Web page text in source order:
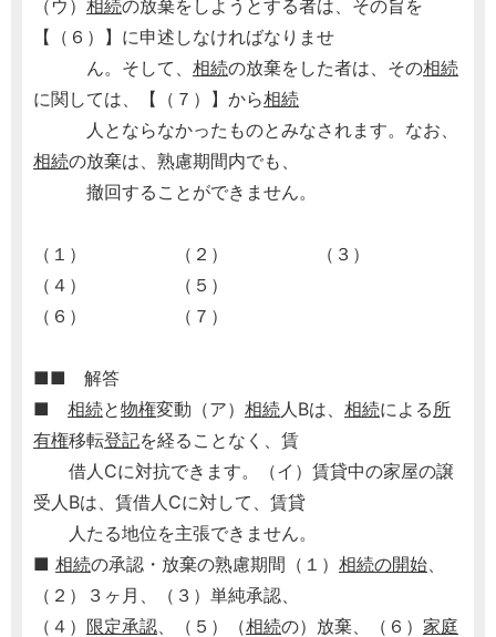
（ウ） 相続の放棄をしようとする者は、その旨を
【（６）】に申述しなければなりませ
ん。そして、 相続の放棄をした者は、その相続
に関しては、【（７）】から相続
人とならなかったものとみなされます。なお、
相続の放棄は、熟慮期間内でも、
撤回することができません。
（１） （２） （３）
（４） （５）
（６） （７）
■■ 解答
■ 相続と物権変動（ア） 相続人Bは、 相続による所
有権移転登記を経ることなく、賃
借人Cに対抗できます。（イ）賃貸中の家屋の譲
受人Bは、賃借人Cに対して、賃貸
人たる地位を主張できません。
■ 相続の承認・放棄の熟慮期間（１） 相続の開始、
（２）３ヶ月、（３）単純承認、
（４） 限定承認、（５）（相続の）放棄、（６） 家庭